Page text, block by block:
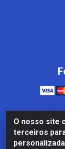
O nosso site
terceiros
Casa
ArinosCom,